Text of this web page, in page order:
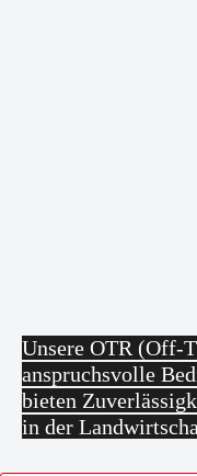
Unsere OTR (Off-
anspruchsvolle
bieten
in der